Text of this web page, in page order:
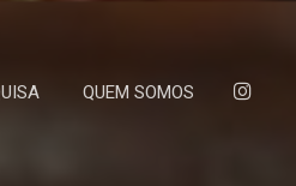
QUEM SOMOS